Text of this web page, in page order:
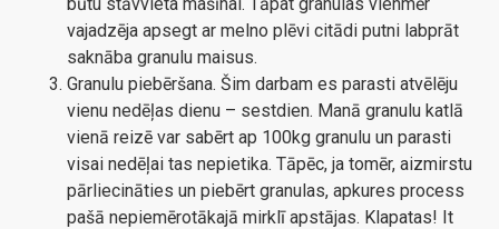
vajadzēja apsegt ar melno plēvi citādi putni labprāt
saknāba granulu maisus.
Granulu piebēršana. Šim darbam es parasti atvēlēju
vienu nedēļas dienu – sestdien. Manā granulu katlā
vienā reizē var sabērt ap 100kg granulu un parasti
visai nedēļai tas nepietika. Tāpēc, ja tomēr, aizmirstu
pārliecināties un piebērt granulas, apkures process
pašā nepiemērotākajā mirklī apstājas. Klapatas! It